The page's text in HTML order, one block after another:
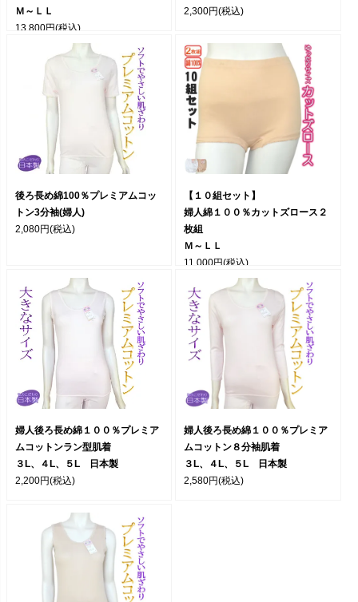
Ｍ～ＬＬ
13,800円(税込)
2,300円(税込)
後ろ長め綿100％プレミアムコッ
トン3分袖(婦人)
2,080円(税込)
【１０組セット】
婦人綿１００％カットズロース２
枚組
Ｍ～ＬＬ
11,000円(税込)
婦人後ろ長め綿１００％プレミア
ムコットンラン型肌着
３L、４L、５L 日本製
2,200円(税込)
婦人後ろ長め綿１００％プレミア
ムコットン８分袖肌着
３L、４L、５L 日本製
2,580円(税込)